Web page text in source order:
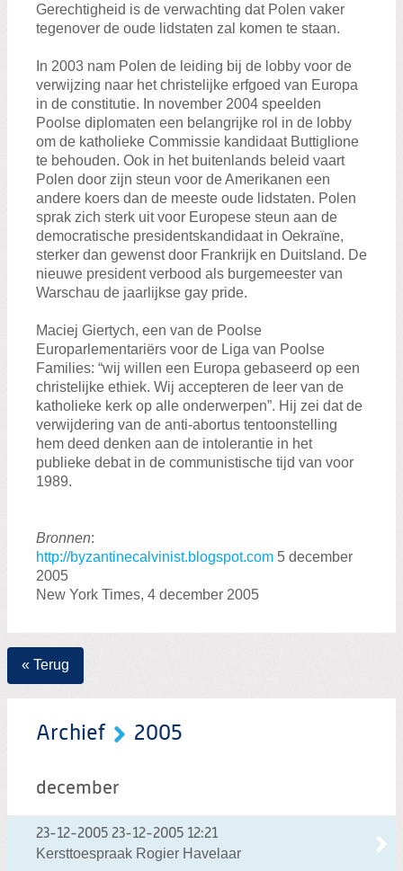
Gerechtigheid is de verwachting dat Polen vaker
tegenover de oude lidstaten zal komen te staan.
In 2003 nam Polen de leiding bij de lobby voor de
verwijzing naar het christelijke erfgoed van Europa
in de constitutie. In november 2004 speelden
Poolse diplomaten een belangrijke rol in de lobby
om de katholieke Commissie kandidaat Buttiglione
te behouden. Ook in het buitenlands beleid vaart
Polen door zijn steun voor de Amerikanen een
andere koers dan de meeste oude lidstaten. Polen
sprak zich sterk uit voor Europese steun aan de
democratische presidentskandidaat in Oekraïne,
sterker dan gewenst door Frankrijk en Duitsland. De
nieuwe president verbood als burgemeester van
Warschau de jaarlijkse gay pride.
Maciej Giertych, een van de Poolse
Europarlementariërs voor de Liga van Poolse
Families: “wij willen een Europa gebaseerd op een
christelijke ethiek. Wij accepteren de leer van de
katholieke kerk op alle onderwerpen”. Hij zei dat de
verwijdering van de anti-abortus tentoonstelling
hem deed denken aan de intolerantie in het
publieke debat in de communistische tijd van voor
1989.
Bronnen:
http://byzantinecalvinist.blogspot.com 5 december
2005
New York Times, 4 december 2005
« Terug
Archief 2005
december
23-12-2005 23-12-2005 12:21
Kersttoespraak Rogier Havelaar